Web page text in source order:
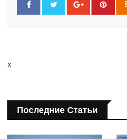
x
Последние Статьи